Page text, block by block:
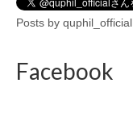
Posts by quphil_official
Facebook